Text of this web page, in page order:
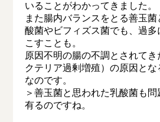
いることがわかってきました。
また腸内バランスをとる善玉
酸菌やビフィズス菌でも、過多
こすことも。
原因不明の腸の不調とされて
クテリア過剰増殖）の原因と
なのです。
＞善玉菌と思われた乳酸菌も
有るのですね。